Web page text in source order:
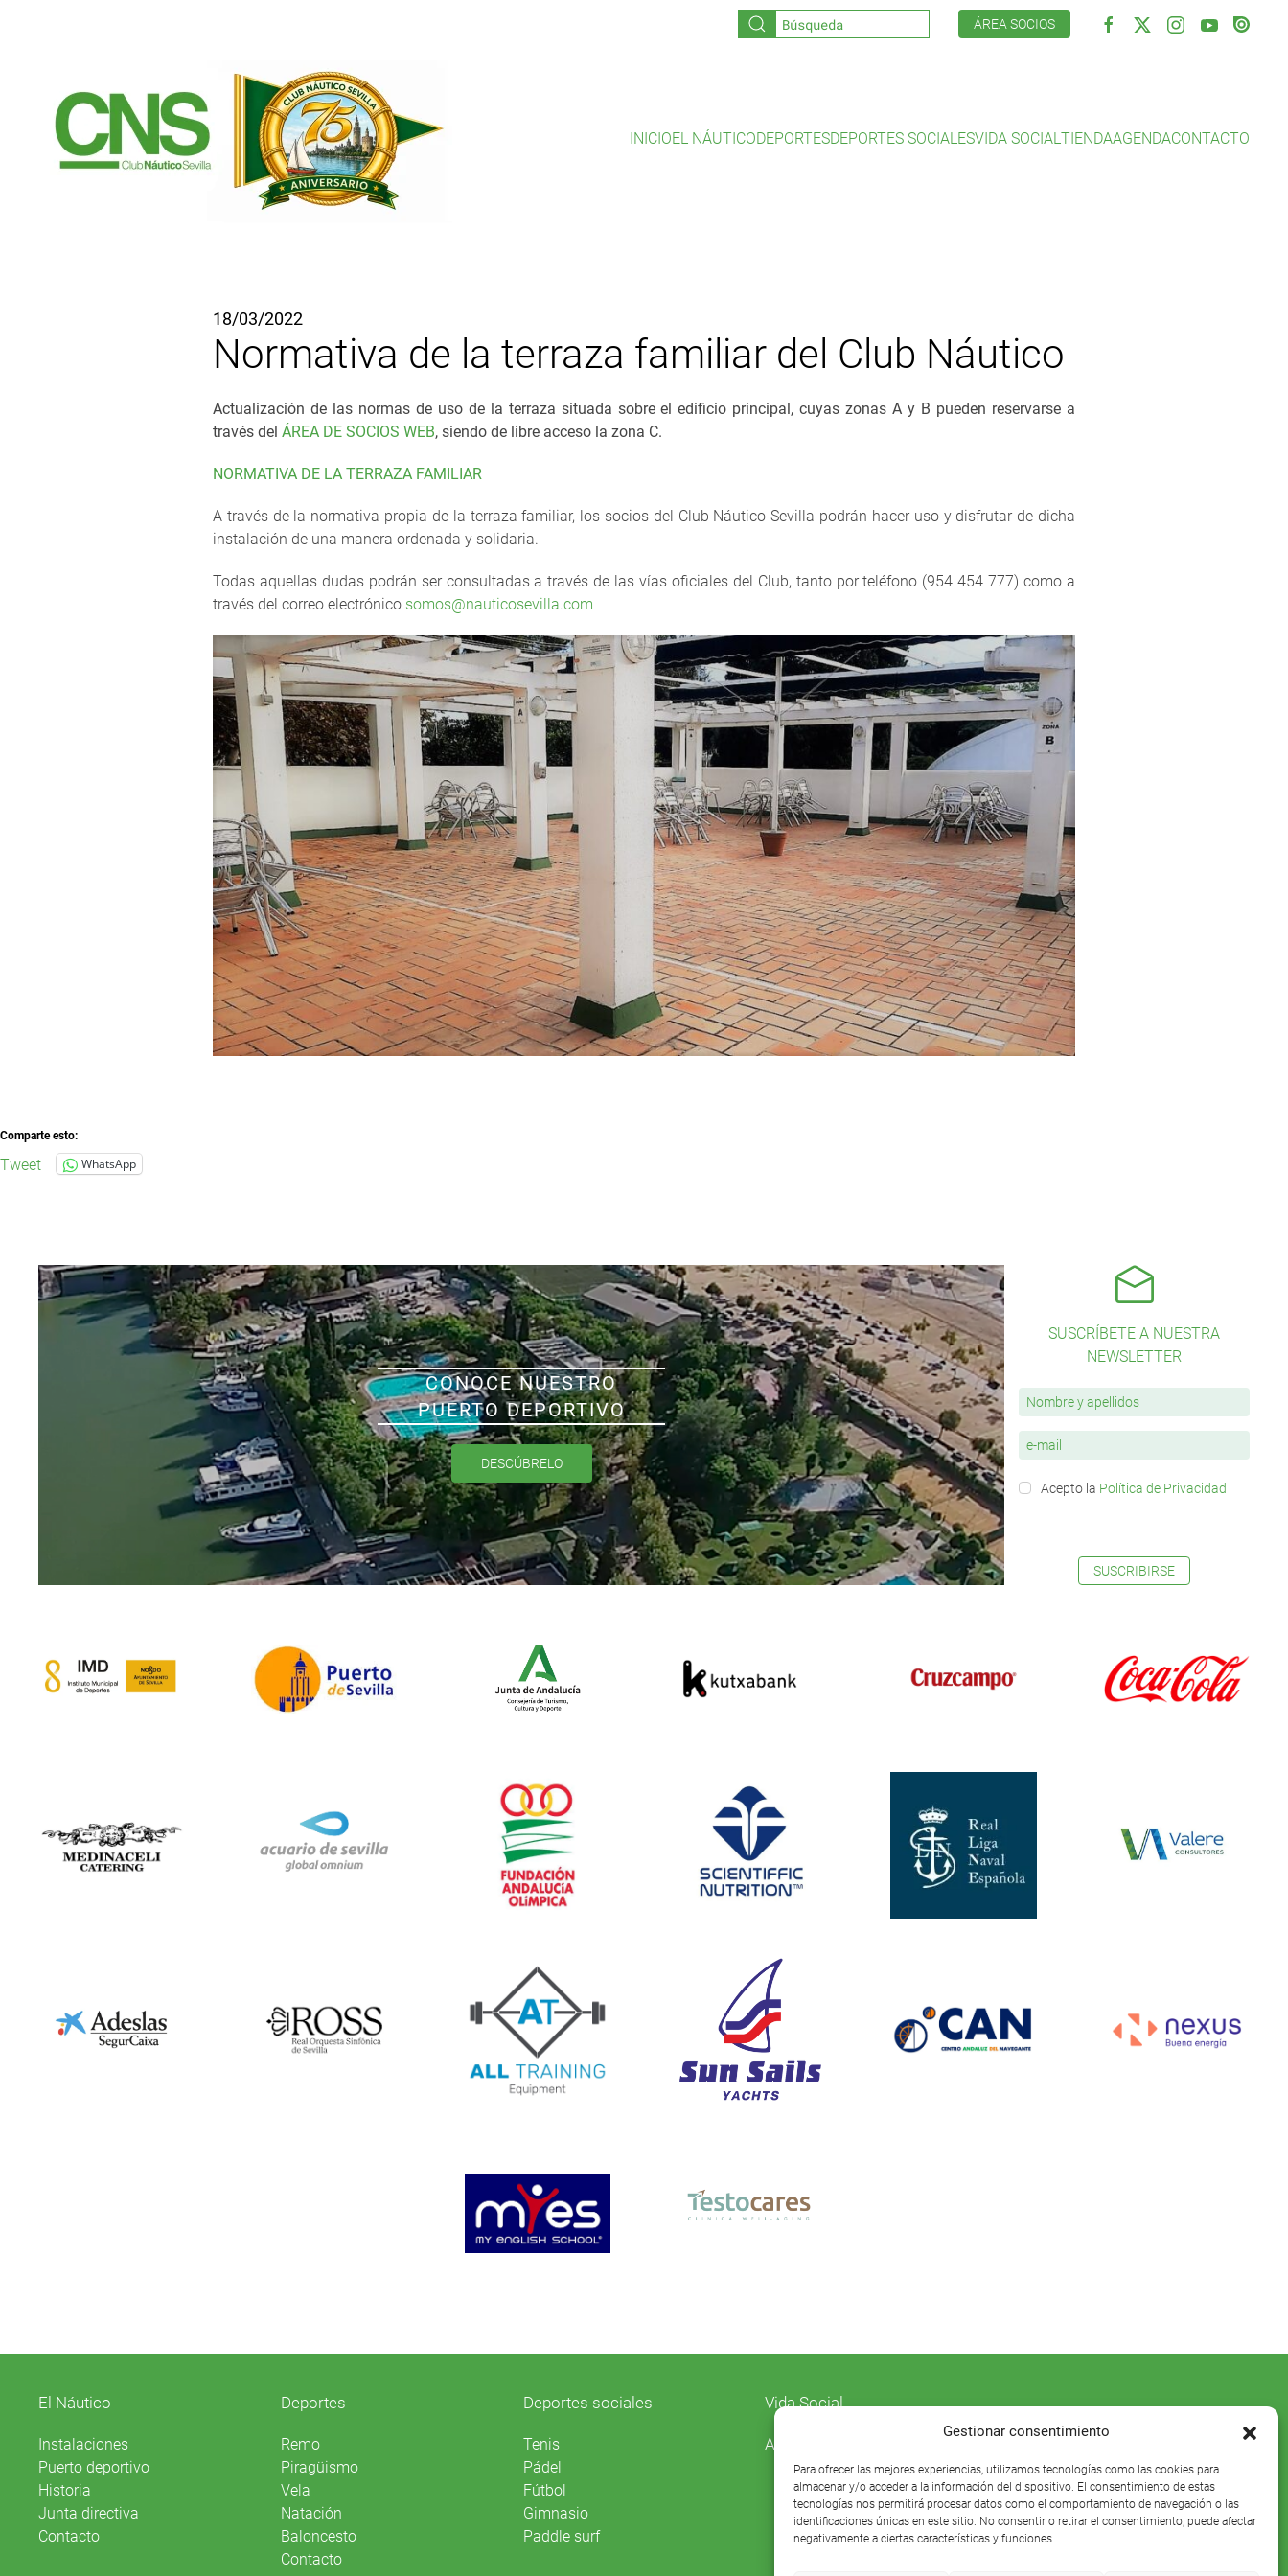
Gestionar consentimiento
Para ofrecer las mejores experiencias, utilizamos tecnologías como las cookies para
almacenar y/o acceder a la información del dispositivo. El consentimiento de estas
tecnologías nos permitirá procesar datos como el comportamiento de navegación o las
identificaciones únicas en este sitio. No consentir o retirar el consentimiento, puede afectar
negativamente a ciertas características y funciones.
ÁREA SOCIOS
INICIOEL NÁUTICODEPORTESDEPORTES SOCIALESVIDA SOCIALTIENDAAGENDACONTACTO
18/03/2022
Normativa de la terraza familiar del Club Náutico
Actualización de las normas de uso de la terraza situada sobre el edificio principal, cuyas zonas A y B pueden reservarse a
través del ÁREA DE SOCIOS WEB, siendo de libre acceso la zona C.
NORMATIVA DE LA TERRAZA FAMILIAR
A través de la normativa propia de la terraza familiar, los socios del Club Náutico Sevilla podrán hacer uso y disfrutar de dicha
instalación de una manera ordenada y solidaria.
Todas aquellas dudas podrán ser consultadas a través de las vías oficiales del Club, tanto por teléfono (954 454 777) como a
través del correo electrónico somos@nauticosevilla.com
Comparte esto:
Tweet WhatsApp
CONOCE NUESTRO
PUERTO DEPORTIVO
DESCÚBRELO
SUSCRÍBETE A NUESTRA
NEWSLETTER
Acepto la Política de Privacidad
SUSCRIBIRSE
El Náutico
Instalaciones
Puerto deportivo
Historia
Junta directiva
Contacto
Deportes
Remo
Piragüismo
Vela
Natación
Baloncesto
Contacto
Deportes sociales
Tenis
Pádel
Fútbol
Gimnasio
Paddle surf
Vida Social
Agenda